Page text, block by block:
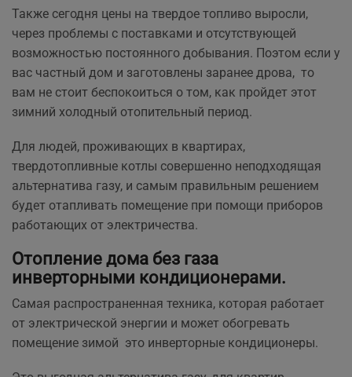
Также сегодня цены на твердое топливо выросли,
через проблемы с поставками и отсутствующей
возможностью постоянного добывания. Поэтом если у
вас частный дом и заготовлены заранее дрова, то
вам не стоит беспокоиться о том, как пройдет этот
зимний холодный отопительный период.
Для людей, проживающих в квартирах,
твердотопливные котлы совершенно неподходящая
альтернатива газу, и самым правильным решением
будет отапливать помещение при помощи приборов
работающих от электричества.
Отопление дома без газа
инверторными кондиционерами.
Самая распространенная техника, которая работает
от электрической энергии и может обогревать
помещение зимой это инверторные кондиционеры.